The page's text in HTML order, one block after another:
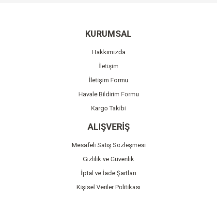
KURUMSAL
Hakkımızda
İletişim
İletişim Formu
Havale Bildirim Formu
Kargo Takibi
ALIŞVERİŞ
Mesafeli Satış Sözleşmesi
Gizlilik ve Güvenlik
İptal ve İade Şartları
Kişisel Veriler Politikası